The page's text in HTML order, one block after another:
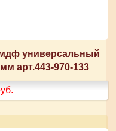
универсальный
арт.443-970-133